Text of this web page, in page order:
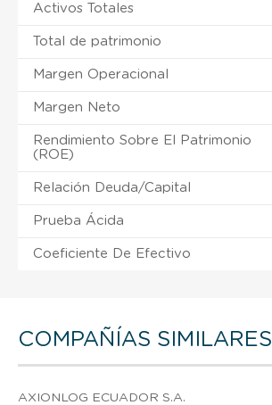
Activos Totales
Total de patrimonio
Margen Operacional
Margen Neto
Rendimiento Sobre El Patrimonio
(ROE)
Relación Deuda/Capital
Prueba Ácida
Coeficiente De Efectivo
COMPAÑÍAS SIMILARES
AXIONLOG ECUADOR S.A.